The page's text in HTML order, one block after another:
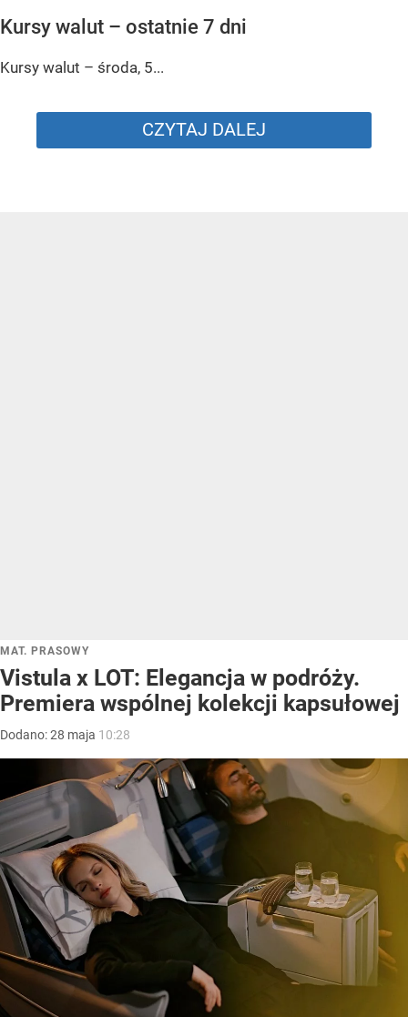
Kursy walut – ostatnie 7 dni
Kursy walut – środa, 5...
CZYTAJ DALEJ
MAT. PRASOWY
Vistula x LOT: Elegancja w podróży.
Premiera wspólnej kolekcji kapsułowej
Dodano:28 maja 10:28